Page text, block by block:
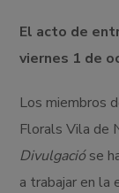
El acto de
viernes 1 de
Los miembros
Florals Vila de
Divulgacióse
a trabajar en la